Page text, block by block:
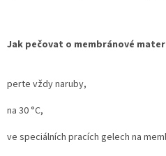
Jak pečovat o membránové
perte vždy naruby,
na 30 °C,
ve speciálních pracích gelech na